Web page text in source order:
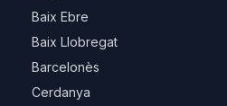
Baix Ebre
Baix Llobregat
Barcelonès
Cerdanya